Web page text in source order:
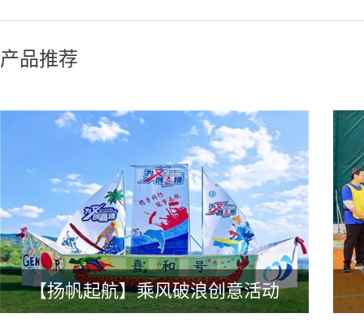
产品推荐
【扬帆起航】乘风破浪创意活动